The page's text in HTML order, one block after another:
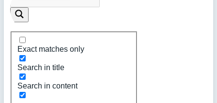
Exact matches only
Search in title
Search in content